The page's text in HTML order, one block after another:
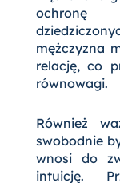
ochronę
mężczyzna
relację, co
równowagi.
Również
swobodnie
wnosi do
intuicję.